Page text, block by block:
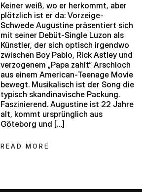
Keiner weiß, wo er herkommt, aber
plötzlich ist er da: Vorzeige-
Schwede Augustine präsentiert sich
mit seiner Debüt-Single Luzon als
Künstler, der sich optisch irgendwo
zwischen Boy Pablo, Rick Astley und
verzogenem „Papa zahlt“ Arschloch
aus einem American-Teenage Movie
bewegt. Musikalisch ist der Song die
typisch skandinavische Packung.
Faszinierend. Augustine ist 22 Jahre
alt, kommt ursprünglich aus
Göteborg und […]
READ MORE